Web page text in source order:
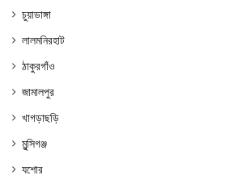
চুয়াডাঙ্গা
লালমনিরহাট
ঠাকুরগাঁও
জামালপুর
খাগড়াছড়ি
মুন্সিগঞ্জ
যশোর